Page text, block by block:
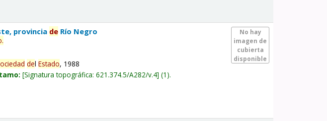
No hay
imagen de
cubierta
disponible
provincia de Río Negro
.
delEstado, 1988
Signatura topográfica:621.374.5/A282/v.4 (1).